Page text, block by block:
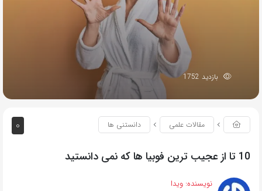
بازدید 1752
0 مقالات علمی دانستنی ها
10 تا از عجیب ترین فوبیا ها که نمی دانستید
نویسنده: ویدا